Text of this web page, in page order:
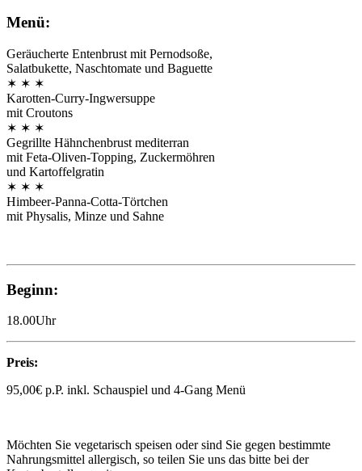
Menü:
Geräucherte Entenbrust mit Pernodsoße,
Salatbukette, Naschtomate und Baguette
✶ ✶ ✶
Karotten-Curry-Ingwersuppe
mit Croutons
✶ ✶ ✶
Gegrillte Hähnchenbrust mediterran
mit Feta-Oliven-Topping, Zuckermöhren
und Kartoffelgratin
✶ ✶ ✶
Himbeer-Panna-Cotta-Törtchen
mit Physalis, Minze und Sahne
Beginn:
18.00Uhr
Preis:
95,00€ p.P. inkl. Schauspiel und 4-Gang Menü
Möchten Sie vegetarisch speisen oder sind Sie gegen bestimmte
Nahrungsmittel allergisch, so teilen Sie uns das bitte bei der